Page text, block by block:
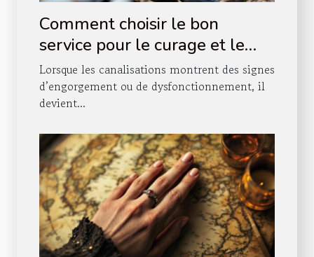
Comment choisir le bon
service pour le curage et le
pompage de vos canalisations
?
Lorsque les canalisations montrent des signes
d’engorgement ou de dysfonctionnement, il
devient...